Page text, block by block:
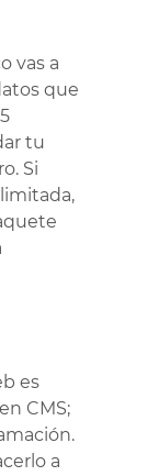
vas a
que
tu
Si
es
CMS;
a